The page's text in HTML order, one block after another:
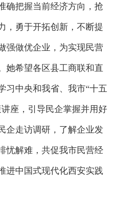
确把握当前经济方向，抢
，勇于开拓创新，不断提
强做优企业，为实现民营
她希望各区县工商联和直
习中央和我省、我市“十五
座，引导民企掌握并用好
企走访调研，了解企业发
忧解难，共促我市民营经
进中国式现代化西安实践